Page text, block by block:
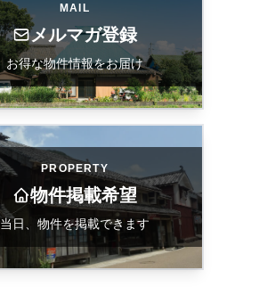
MAIL
メルマガ登録
お得な物件情報をお届け
PROPERTY
物件掲載希望
当日、物件を掲載できます